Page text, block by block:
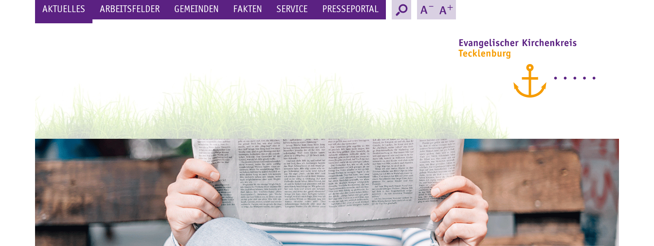
AKTUELLES ARBEITSFELDER GEMEINDEN FAKTEN SERVICE PRESSEPORTAL